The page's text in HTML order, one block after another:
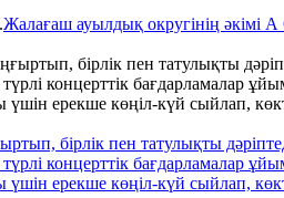
Жалағаш ауылдық округінің әкімі
бірлік пен татулықты
концерттік бағдарламалар
ерекше көңіл-күй сыйлап,